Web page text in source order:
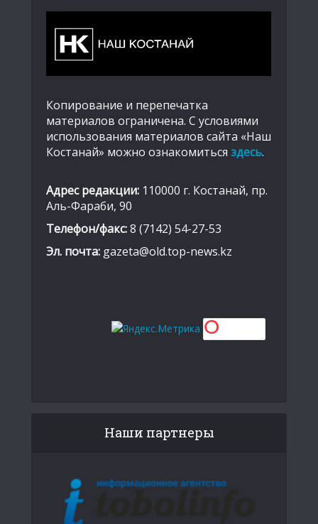
Копирование и перепечатка
материалов ограничена. С условиями
использования материалов сайта «Наш
Костанай» можно ознакомиться здесь.
Адрес редакции: 110000 г. Костанай, пр.
Аль-Фараби, 90
Телефон/факс:8 (7142) 54-27-53
Эл. почта: gazeta@old.top-news.kz
Наши партнеры